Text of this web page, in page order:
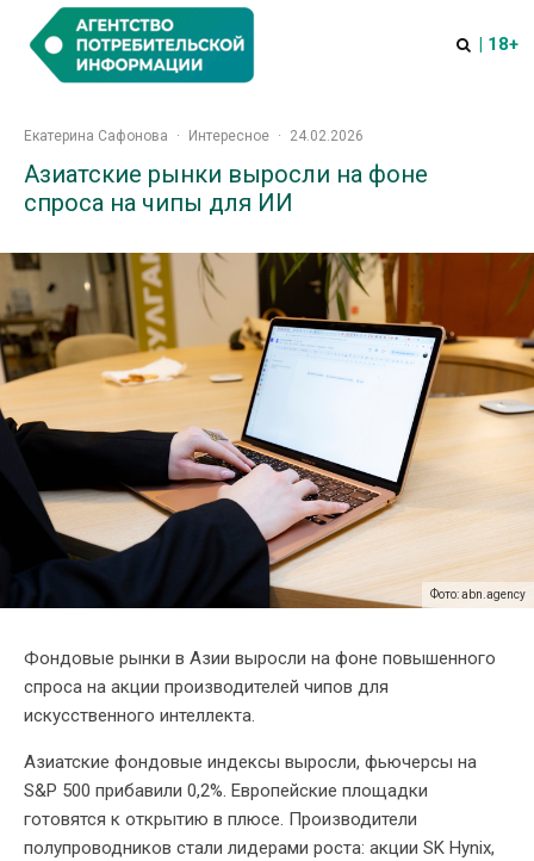
| 18+
Екатерина Сафонова · Интересное · 24.02.2026
Азиатские рынки выросли на фоне
спроса на чипы для ИИ
Фото: abn.agency
Фондовые рынки в Азии выросли на фоне повышенного
спроса на акции производителей чипов для
искусственного интеллекта.
Азиатские фондовые индексы выросли, фьючерсы на
S&P 500 прибавили 0,2%. Европейские площадки
готовятся к открытию в плюсе. Производители
полупроводников стали лидерами роста: акции SK Hynix,